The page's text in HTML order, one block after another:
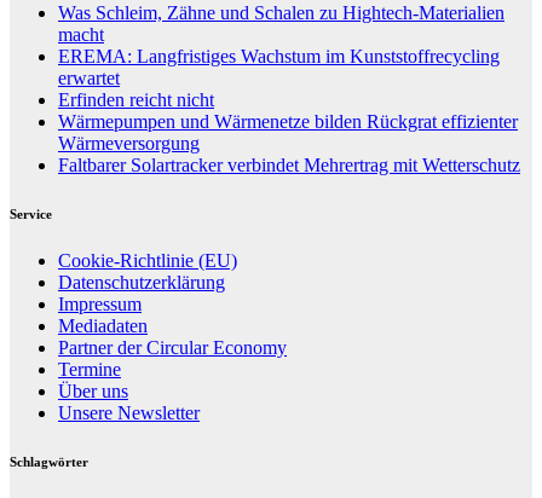
Was Schleim, Zähne und Schalen zu Hightech-Materialien
macht
EREMA: Langfristiges Wachstum im Kunststoffrecycling
erwartet
Erfinden reicht nicht
Wärmepumpen und Wärmenetze bilden Rückgrat effizienter
Wärmeversorgung
Faltbarer Solartracker verbindet Mehrertrag mit Wetterschutz
Service
Cookie-Richtlinie (EU)
Datenschutzerklärung
Impressum
Mediadaten
Partner der Circular Economy
Termine
Über uns
Unsere Newsletter
Schlagwörter